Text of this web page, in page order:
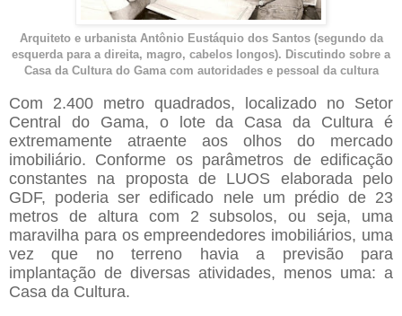
Arquiteto e urbanista Antônio Eustáquio dos Santos (segundo da
esquerda para a direita, magro, cabelos longos). Discutindo sobre a
Casa da Cultura do Gama com autoridades e pessoal da cultura
Com 2.400 metro quadrados, localizado no Setor
Central do Gama, o lote da Casa da Cultura é
extremamente atraente aos olhos do mercado
imobiliário. Conforme os parâmetros de edificação
constantes na proposta de LUOS elaborada pelo
GDF, poderia ser edificado nele um prédio de 23
metros de altura com 2 subsolos, ou seja, uma
maravilha para os empreendedores imobiliários, uma
vez que no terreno havia a previsão para
implantação de diversas atividades, menos uma: a
Casa da Cultura.